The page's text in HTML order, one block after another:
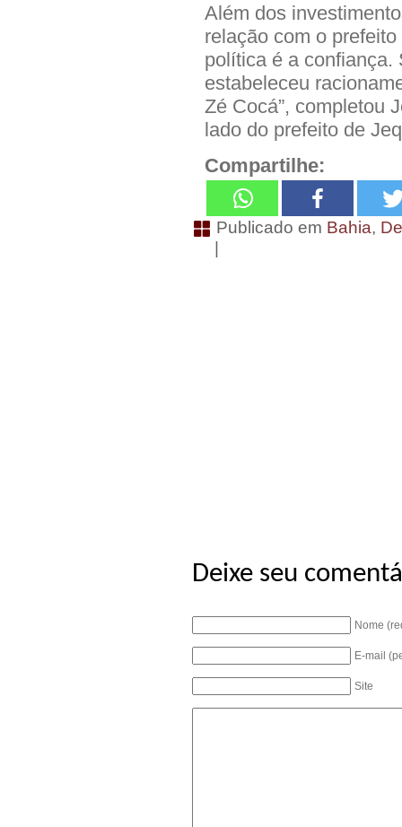
Além dos
relação com o
política é a confiança.
estabeleceu
Zé Cocá”, completou
lado do prefeito de
Compartilhe:
Publicado em Bahia,
|
Deixe seu
Nome
E-mail
Site